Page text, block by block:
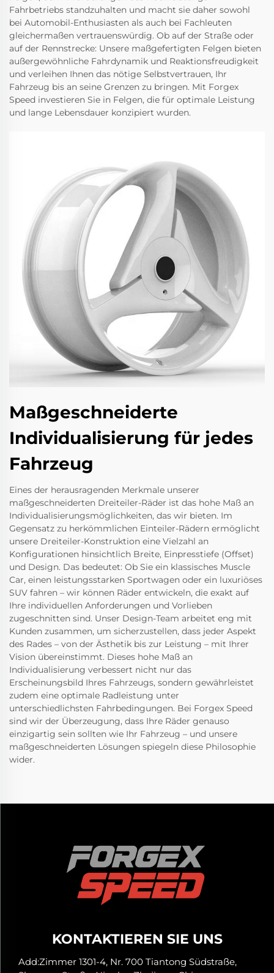
Fahrbetriebs standzuhalten und macht sie daher sowohl
bei Automobil-Enthusiasten als auch bei Fachleuten
gleichermaßen vertrauenswürdig. Ob auf der Straße oder
auf der Rennstrecke: Unsere maßgefertigten Felgen bieten
außergewöhnliche Fahrdynamik und Reaktionsfreudigkeit
und verleihen Ihnen das nötige Selbstvertrauen, Ihr
Fahrzeug bis an seine Grenzen zu bringen. Mit Forgex
Speed investieren Sie in Felgen, die für optimale Leistung
und lange Lebensdauer konzipiert wurden.
Maßgeschneiderte
Individualisierung für jedes
Fahrzeug
Eines der herausragenden Merkmale unserer
maßgeschneiderten Dreiteiler-Räder ist das hohe Maß an
Individualisierungsmöglichkeiten, das wir bieten. Im
Gegensatz zu herkömmlichen Einteiler-Rädern ermöglicht
unsere Dreiteiler-Konstruktion eine Vielzahl an
Konfigurationen hinsichtlich Breite, Einpresstiefe (Offset)
und Design. Das bedeutet: Ob Sie ein klassisches Muscle
Car, einen leistungsstarken Sportwagen oder ein luxuriöses
SUV fahren – wir können Räder entwickeln, die exakt auf
Ihre individuellen Anforderungen und Vorlieben
zugeschnitten sind. Unser Design-Team arbeitet eng mit
Kunden zusammen, um sicherzustellen, dass jeder Aspekt
des Rades – von der Ästhetik bis zur Leistung – mit Ihrer
Vision übereinstimmt. Dieses hohe Maß an
Individualisierung verbessert nicht nur das
Erscheinungsbild Ihres Fahrzeugs, sondern gewährleistet
zudem eine optimale Radleistung unter
unterschiedlichsten Fahrbedingungen. Bei Forgex Speed
sind wir der Überzeugung, dass Ihre Räder genauso
einzigartig sein sollten wie Ihr Fahrzeug – und unsere
maßgeschneiderten Lösungen spiegeln diese Philosophie
wider.
KONTAKTIEREN SIE UNS
Add:Zimmer 1301-4, Nr. 700 Tiantong Südstraße,